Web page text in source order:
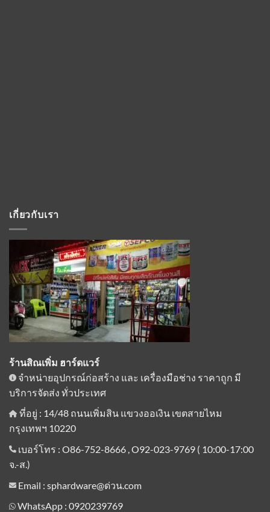
เกี่ยวกับเรา
ร้านสิณเพิ่ม ฮาร์ดแวร์
จำหน่ายอุปกรณ์ก่อสร้าง และ เครื่องมือช่าง ราคาถูก มี
บริการจัดส่ง ทั่วประเทศ
ที่อยู่ : 14/48 ถนนเพิ่มสิน แขวงออเงิน เขตสายไหม
กรุงเทพฯ 10220
เบอร์โทร : O86-752-8666 , O92-023-9769 ( 10:00-17:00
จ.-ส.)
Email : sphardware@ด่วน.com
WhatsApp : 0920239769